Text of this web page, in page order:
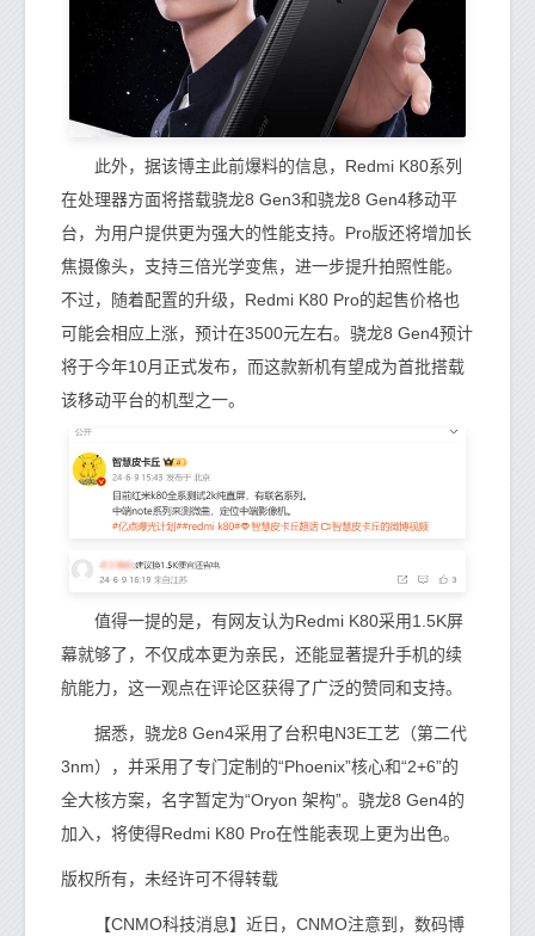
此外，据该博主此前爆料的信息，Redmi K80系列
在处理器方面将搭载骁龙8 Gen3和骁龙8 Gen4移动平
台，为用户提供更为强大的性能支持。Pro版还将增加长
焦摄像头，支持三倍光学变焦，进一步提升拍照性能。
不过，随着配置的升级，Redmi K80 Pro的起售价格也
可能会相应上涨，预计在3500元左右。骁龙8 Gen4预计
将于今年10月正式发布，而这款新机有望成为首批搭载
该移动平台的机型之一。
值得一提的是，有网友认为Redmi K80采用1.5K屏
幕就够了，不仅成本更为亲民，还能显著提升手机的续
航能力，这一观点在评论区获得了广泛的赞同和支持。
据悉，骁龙8 Gen4采用了台积电N3E工艺（第二代
3nm），并采用了专门定制的“Phoenix”核心和“2+6”的
全大核方案，名字暂定为“Oryon 架构”。骁龙8 Gen4的
加入，将使得Redmi K80 Pro在性能表现上更为出色。
版权所有，未经许可不得转载
【CNMO科技消息】近日，CNMO注意到，数码博